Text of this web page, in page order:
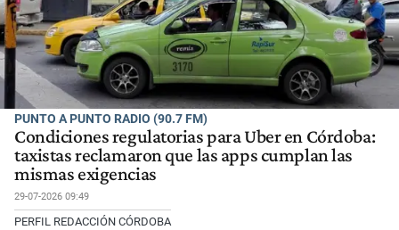
PUNTO A PUNTO RADIO (90.7 FM)
Condiciones regulatorias para Uber en Córdoba:
taxistas reclamaron que las apps cumplan las
mismas exigencias
29-07-2026 09:49
PERFIL REDACCIÓN CÓRDOBA